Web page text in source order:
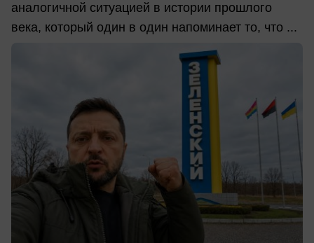
аналогичной ситуацией в истории прошлого
века, который один в один напоминает то, что ...